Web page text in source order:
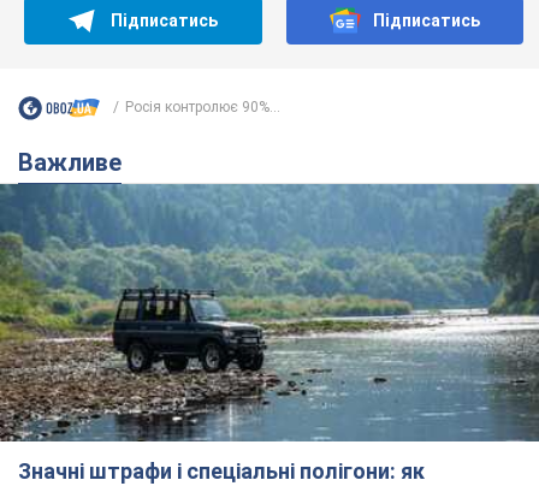
Підписатись Підписатись
Росія контролює 90%...
Важливе
Значні штрафи і спеціальні полігони: як